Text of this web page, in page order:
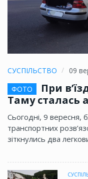
СУСПІЛЬСТВО
09
ФОТО
При
Таму сталась
Сьогодні, 9 вересня,
транспортних
зіткнулись два